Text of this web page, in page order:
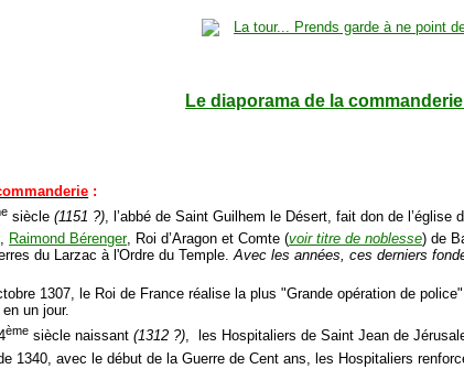
Le diaporama de la
:
siècle(1151 ?), l’abbé de Saint Guilhem le Désert, fait don de
Raimond Bérenger, Roi d’Aragon et Comte (voir titre de noblesse) de
du Larzac à l'Ordre du Temple.Avec les années, ces derniers
1307, le Roi de France réalise la plus "Grande opération de
un jour.
ème siècle naissant(1312 ?), les Hospitaliers de Saint Jean de
1340, avec le début de la Guerre de Cent ans, les Hospitaliers